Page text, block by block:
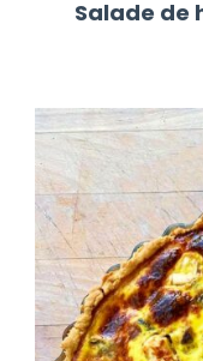
Salade de